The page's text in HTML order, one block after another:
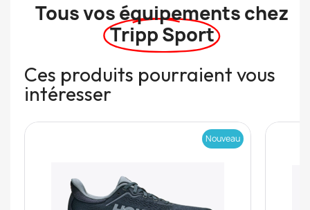
Tous vos équipements chez
Tripp Sport
Ces produits pourraient vous
intéresser
Nouveau